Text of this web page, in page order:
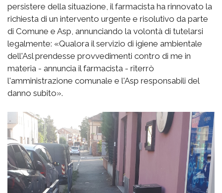
persistere della situazione, il farmacista ha rinnovato la
richiesta di un intervento urgente e risolutivo da parte
di Comune e Asp, annunciando la volontà di tutelarsi
legalmente: «Qualora il servizio di igiene ambientale
dell'Asl prendesse provvedimenti contro di me in
materia - annuncia il farmacista - riterrò
l'amministrazione comunale e l'Asp responsabili del
danno subito».